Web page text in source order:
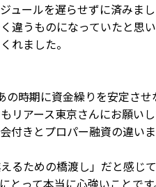
ールを遅らせずに済みまし
違うものになっていたと思い
れました。
時期に資金繰りを安定させ
アース東京さんにお願いし
きとプロパー融資の違い
ための橋渡し」だと感じて
って本当に心強いことです